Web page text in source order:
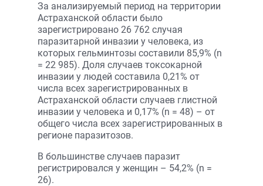
За анализируемый период на территории
Астраханской области было
зарегистрировано 26 762 случая
паразитарной инвазии у человека, из
которых гельминтозы составили 85,9% (n
= 22 985). Доля случаев токсокарной
инвазии у людей составила 0,21% от
числа всех зарегистрированных в
Астраханской области случаев глистной
инвазии у человека и 0,17% (n = 48) – от
общего числа всех зарегистрированных в
регионе паразитозов.
В большинстве случаев паразит
регистрировался у женщин – 54,2% (n =
26).